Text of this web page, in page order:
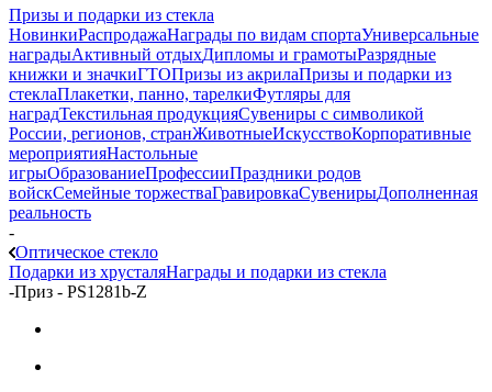
Призы и подарки из стекла
НовинкиРаспродажаНаграды по видам спортаУниверсальные
наградыАктивный отдыхДипломы и грамотыРазрядные
книжки и значкиГТОПризы из акрилаПризы и подарки из
стеклаПлакетки, панно, тарелкиФутляры для
наградТекстильная продукцияСувениры с символикой
России, регионов, странЖивотныеИскусствоКорпоративные
мероприятияНастольные
игрыОбразованиеПрофессииПраздники родов
войскСемейные торжестваГравировкаСувенирыДополненная
реальность
-
Оптическое стекло
Подарки из хрусталяНаграды и подарки из стекла
-Приз - PS1281b-Z